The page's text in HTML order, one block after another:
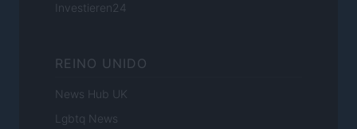
Investieren24
REINO UNIDO
News Hub UK
Lgbtq News